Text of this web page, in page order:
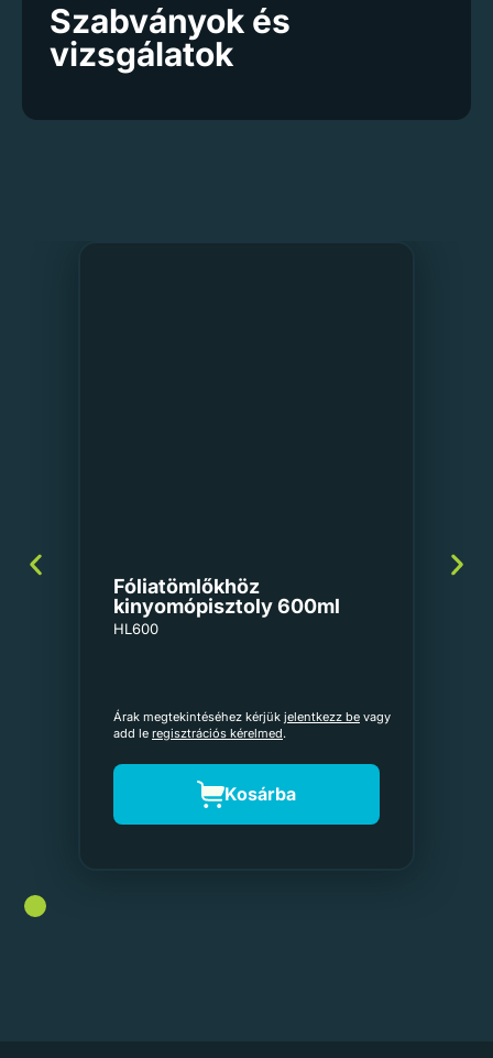
Szabványok és
vizsgálatok
Fóliatömlőkhöz
kinyomópisztoly 600ml
HL600
Árak megtekintéséhez kérjük jelentkezz be vagy
add le regisztrációs kérelmed.
Kosárba